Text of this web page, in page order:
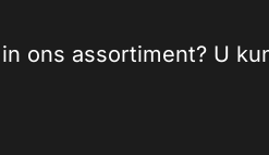
ons assortiment? U